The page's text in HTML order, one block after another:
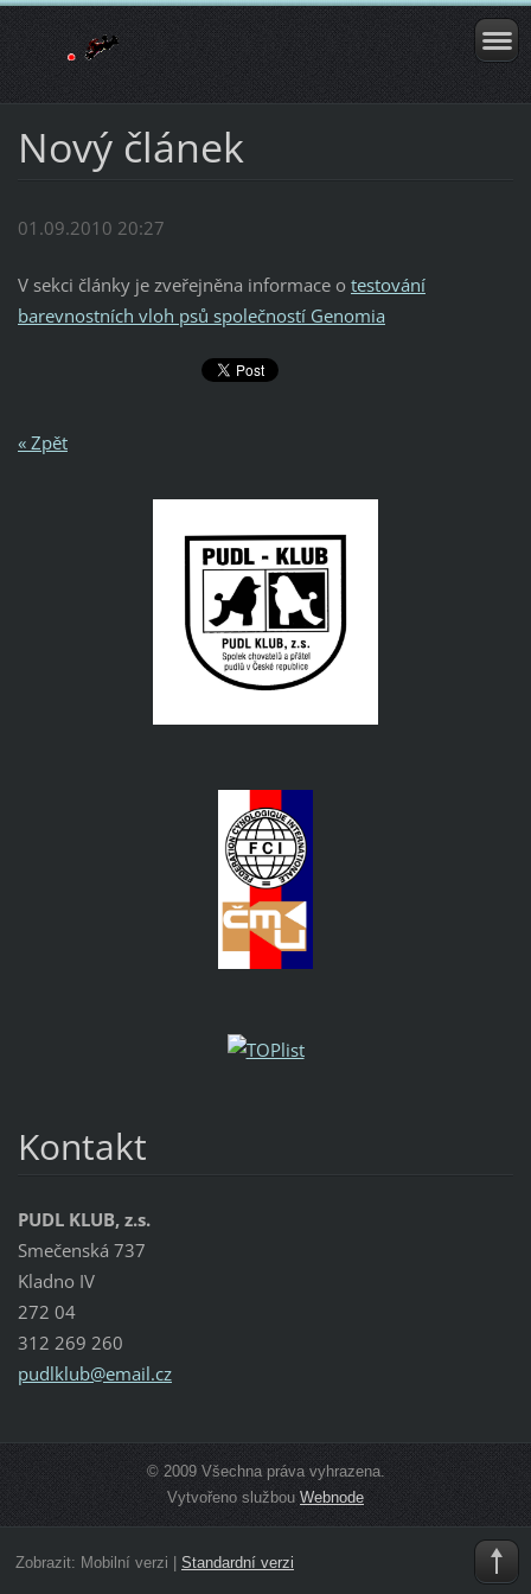
Nový článek
01.09.2010 20:27
V sekci články je zveřejněna informace o testování
barevnostních vloh psů společností Genomia
« Zpět
Kontakt
PUDL KLUB, z.s.
Smečenská 737
Kladno IV
272 04
312 269 260
pudlklub@email.cz
© 2009 Všechna práva vyhrazena.
Vytvořeno službou Webnode
Zobrazit: Mobilní verzi Standardní verzi